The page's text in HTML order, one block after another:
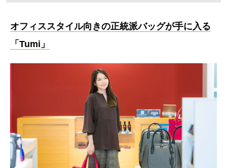
オフィススタイル向きの正統派バッグが手に入る
「Tumi」